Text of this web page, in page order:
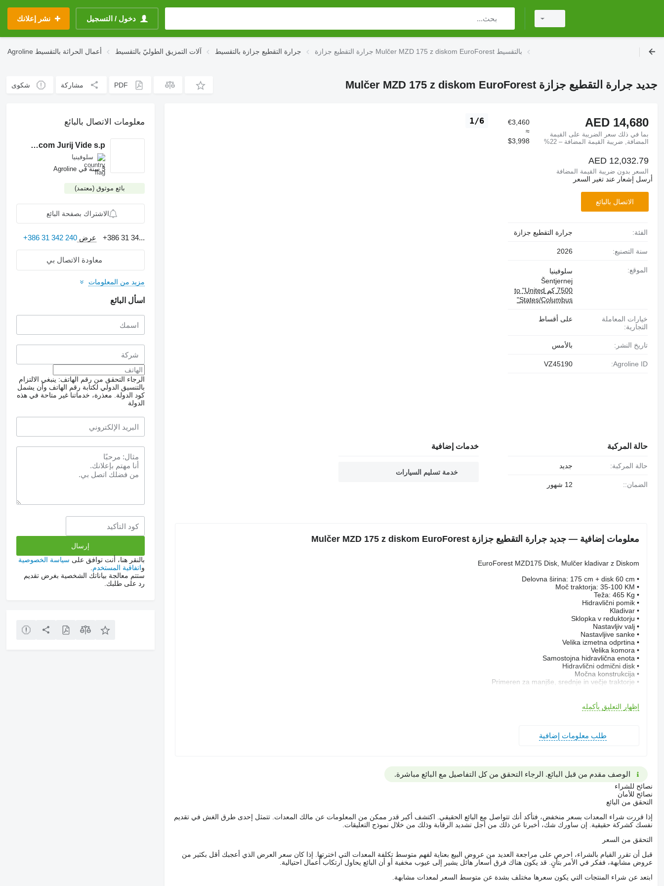
دخول / التسجيل نشر إعلانك
Agroline أعمال الحراثة بالتقسيط آلات التمزيق الطوليّ بالتقسيط جرارة التقطيع جزازة بالتقسيط جرارة التقطيع جزازة Mulčer MZD 175 z diskom EuroForest بالتقسيط
جديد جرارة التقطيع جزازة Mulčer MZD 175 z diskom EuroForest PDF مشاركة شكوى
1/6 AED 14,680
بما في ذلك سعر الضريبة على القيمة
المضافة, ضريبة القيمة المضافة – 22%
€3,460
≈
$3,998
AED 12,032.79
السعر بدون ضريبة القيمة المضافة
أرسل إشعار عند تغير السعر
الاتصال بالبائع
الفئة: جرارة التقطيع جزازة
سنة التصنيع: 2026
الموقع:
سلوفينيا
Šentjernej
7500 كم to "United
States/Columbus"
خيارات المعاملة
التجارية:
على أقساط
تاريخ النشر: بالأمس
Agroline ID:
VZ45190
حالة المركبة
حالة المركبة: جديد
الضمان:: 12 شهور
خدمات إضافية
خدمة تسليم السيارات
معلومات إضافية — جديد جرارة التقطيع جزازة Mulčer MZD 175 z diskom EuroForest
EuroForest MZD175 Disk, Mulčer kladivar z Diskom
• Delovna širina: 175 cm + disk 60 cm
• Moč traktorja: 35-100 KM
• Teža: 465 Kg
• Hidravlični pomik
• Kladivar
• Sklopka v reduktorju
• Nastavljiv valj
• Nastavljive sanke
• Velika izmetna odprtina
• Velika komora
• Samostojna hidravlična enota
• Hidravlični odmični disk
• Močna konstrukcija
• Primeren za manjše, srednje in večje traktorje
• Za profesionalno uporabo
• Kardanska gred je v ceni
MOŽNOST DOSTAVE NA DOM.
MOŽNOST POVRAČILA DDV.
Za stranke nudimo garancijo, servis in rezervne dele.
Imamo široko ponudbo gradbenih strojev.
Demperji, nakladalniki, mini bagri, hidravlična kladiva, gradbene prikolice, plato prikolice, valjarji, mulčerji, planirne žlice, žabe / nabijalci, vibro
plošče, sortirne klešče, rušilne klešče, rezalne klešče, rušilno rezalne klešče, paletne vilice, škarje za železo, mešalne zajemalke za beton,
rezkarje za štore,...
Info: 00386 (0) 31-342-240
Mail: إظهار قائمة الأسماء
إظهار التعليق بأكمله
طلب معلومات إضافية
الوصف مقدم من قبل البائع. الرجاء التحقق من كل التفاصيل مع البائع مباشرة.
نصائح للشراء
نصائح للأمان
التحقق من البائع
إذا قررت شراء المعدات بسعر منخفض، فتأكد أنك تتواصل مع البائع الحقيقي. اكتشف أكبر قدر ممكن من المعلومات عن مالك المعدات. تتمثل إحدى طرق الغش في تقديم
نفسك كشركة حقيقية. إن ساورك شك، أخبرنا عن ذلك من أجل تشديد الرقابة وذلك من خلال نموذج التعليقات.
التحقق من السعر
قبل أن تقرر القيام بالشراء، احرص على مراجعة العديد من عروض البيع بعناية لفهم متوسط تكلفة المعدات التي اخترتها. إذا كان سعر العرض الذي أعجبك أقل بكثير من
عروض مشابهة، ففكر في الأمر بتأنٍ. قد يكون هناك فرق أسعار هائل يشير إلى عيوب مخفية أو أن البائع يحاول ارتكاب أعمال احتيالية.
ابتعد عن شراء المنتجات التي يكون سعرها مختلف بشدة عن متوسط السعر لمعدات مشابهة.
معلومات الاتصال بالبائع
Eurocom Jurij Vide s.p.
سلوفينيا
3 سنة في Agroline
بائع موثوق (معتمد)
الاشتراك بصفحة البائع
+386 31 34... عرض+386 31 342 240
معاودة الاتصال بي
مزيد من المعلومات
اسأل البائع
الرجاء التحقق من رقم الهاتف: ينبغي الالتزام
بالتنسيق الدولي لكتابة رقم الهاتف وأن يشمل
كود الدولة.
معذرة، خدماتنا غير متاحة في هذه
الدولة
بالنقر هنا، أنت توافق على سياسة الخصوصية
واتفاقية المستخدم
ستتم معالجة بياناتك الشخصية بغرض تقديم
رد على طلبك.